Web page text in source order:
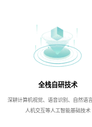
全栈自研技术
深耕计算机视觉、语音识别、自然语言
人机交互等人工智能基础技术